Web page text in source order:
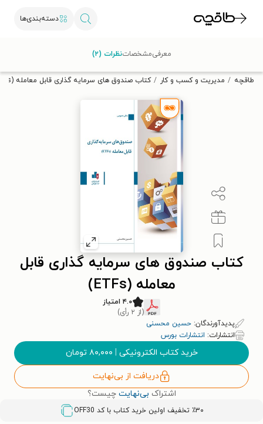
دسته‌بندی‌ها
تخفیف از طاقچه دریافت کن.
طاقچه مدیریت و کسب و کار کتاب صندوق های سرمایه گذاری قابل معامله (ETFs)
کتاب صندوق های سرمایه گذاری قابل
معامله (ETFs)
۴.۰ امتیاز
(از ۲ رأی)
پدیدآورندگان: حسین محسنی
انتشارات: انتشارات بورس
خرید کتاب الکترونیکی | ۸۰,۰۰۰ تومان
دریافت از بی‌نهایت
اشتراک بی‌نهایت چیست؟
٪۳۰ تخفیف اولین خرید کتاب با کد OFF30
معرفیمشخصاتنظرات (۲)